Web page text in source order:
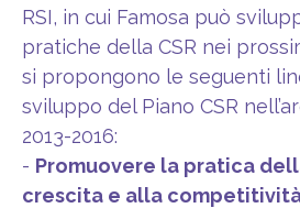
RSI, in cui Famosa può
pratiche della CSR nei
si propongono le seguenti
sviluppo del Piano CSR
2013-2016:
- Promuovere la pratica
crescita e alla competitività